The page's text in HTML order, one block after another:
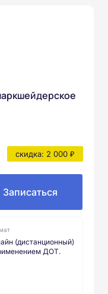
скидка: 2 000 ₽
Записаться
(дистанционный)
ДОТ.